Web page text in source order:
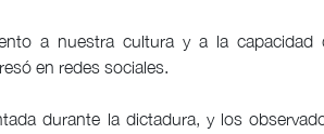
a nuestra cultura y a la capacidad
en redes sociales.
durante la dictadura, y los